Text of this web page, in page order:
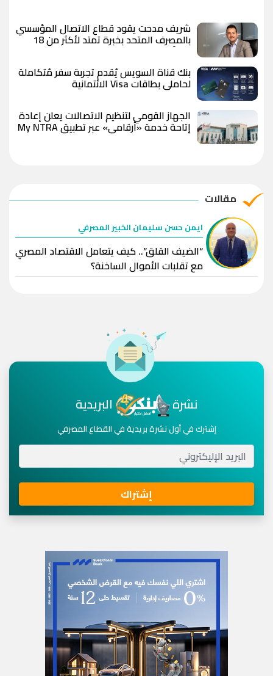
شريف مدحت يقود قطاع الاتصال المؤسسي
بالمصرف المتحد بخبرة تمتد لأكثر من 18
عاماً
بنك قناة السويس يُقدم تجربة سفر مُتكاملة
لحاملي بطاقات Visa الائتمانية
الجهاز القومي لتنظيم الاتصالات يعلن إعادة
إتاحة خدمة «أرقامي» عبر تطبيق My NTRA
بحل فني مؤقت لحين استكمال التحديثات
مقالات
ايمن حسن سليمان الخبير المصرفي
“الضيف القلق”.. كيف يتعامل الاقتصاد المصري
مع تقلبات الأموال الساخنة؟
نشرة البريدية
إشترك في أول نشرة بريدية في القطاع المصرفي